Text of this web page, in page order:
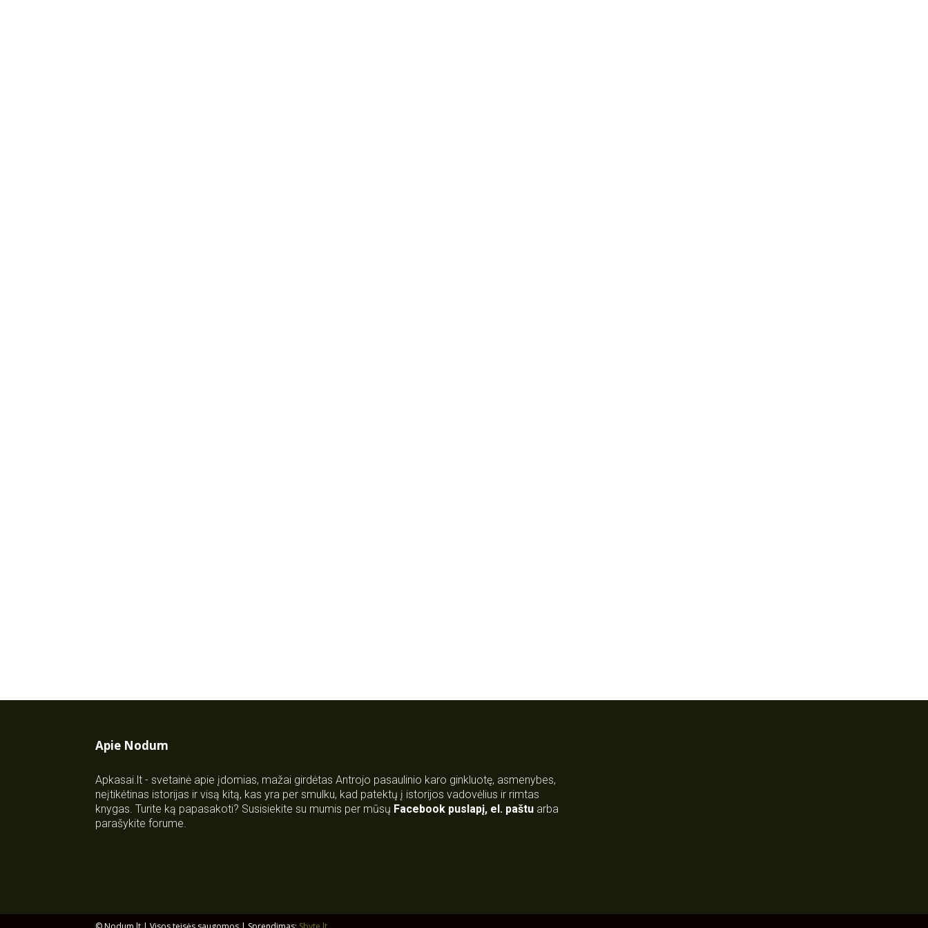
Apie Nodum
Apkasai.lt - svetainė apie įdomias, mažai girdėtas Antrojo pasaulinio karo ginkluotę, asmenybes,
neįtikėtinas istorijas ir visą kitą, kas yra per smulku, kad patektų į istorijos vadovėlius ir rimtas
knygas. Turite ką papasakoti? Susisiekite su mumis per mūsų Facebook puslapį, el. paštu arba
parašykite forume.